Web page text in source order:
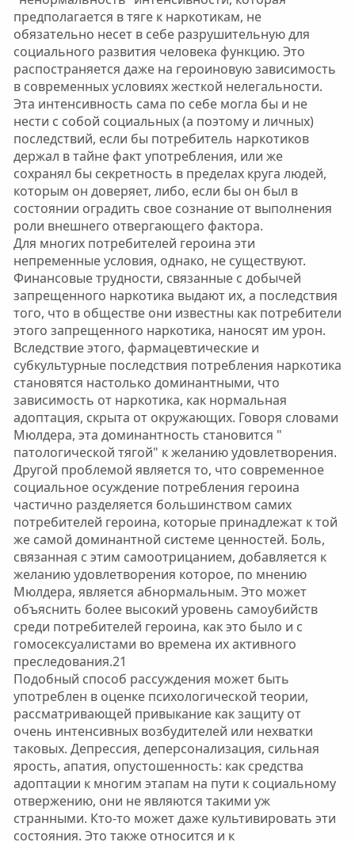
предполагается в тяге к наркотикам, не
обязательно несет в себе разрушительную для
социального развития человека функцию. Это
распостраняется даже на героиновую зависимость
в современных условиях жесткой нелегальности.
Эта интенсивность сама по себе могла бы и не
нести с собой социальных (а поэтому и личных)
последствий, если бы потребитель наркотиков
держал в тайне факт употребления, или же
сохранял бы секретность в пределах круга людей,
которым он доверяет, либо, если бы он был в
состоянии оградить свое сознание от выполнения
роли внешнего отвергающего фактора.
Для многих потребителей героина эти
непременные условия, однако, не существуют.
Финансовые трудности, связанные с добычей
запрещенного наркотика выдают их, а последствия
того, что в обществе они известны как потребители
этого запрещенного наркотика, наносят им урон.
Вследствие этого, фармацевтические и
субкультурные последствия потребления наркотика
становятся настолько доминантными, что
зависимость от наркотика, как нормальная
адоптация, скрыта от окружающих. Говоря словами
Мюлдера, эта доминантность становится "
патологической тягой" к желанию удовлетворения.
Другой проблемой является то, что современное
социальное осуждение потребления героина
частично разделяется большинством самих
потребителей героина, которые принадлежат к той
же самой доминантной системе ценностей. Боль,
связанная с этим самоотрицанием, добавляется к
желанию удовлетворения которое, по мнению
Мюлдера, является абнормальным. Это может
объяснить более высокий уровень самоубийств
среди потребителей героина, как это было и с
гомосексуалистами во времена их активного
преследования.21
Подобный способ рассуждения может быть
употреблен в оценке психологической теории,
рассматривающей привыкание как защиту от
очень интенсивных возбудителей или нехватки
таковых. Депрессия, деперсонализация, сильная
ярость, апатия, опустошенность: как средства
адоптации к многим этапам на пути к социальному
отвержению, они не являются такими уж
странными. Кто-то может даже культивировать эти
состояния. Это также относится и к